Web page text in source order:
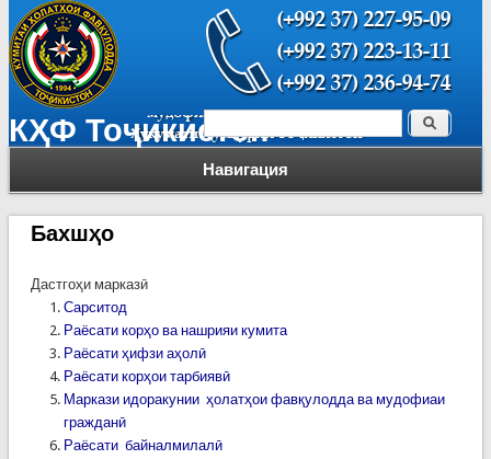
КҲФ Тоҷикистон
Навигация
Форма поиска Поиск
Бахшҳо
Дастгоҳи марказӣ
Сарситод
Раёсати корҳо ва нашрияи кумита
Раёсати ҳифзи аҳолӣ
Раёсати корҳои тарбиявӣ
Маркази идоракунии ҳолатҳои фавқулодда ва мудофиаи
гражданӣ
Раёсати байналмилалӣ